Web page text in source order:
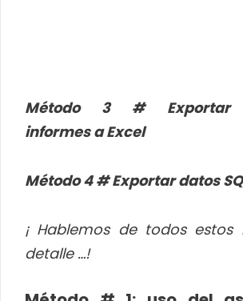
Método 3 # Exportar
informes a Excel
Método 4 # Exportar datos
¡ Hablemos de todos
detalle …!